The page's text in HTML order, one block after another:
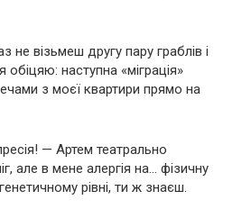
візьмеш другу пару граблів і
наступна «міграція»
з моєї квартири прямо на
— Артем театрально
але в мене алергія на… фізичну
рівні, ти ж знаєш.